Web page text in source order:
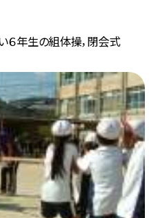
６年生の組体操，閉会式